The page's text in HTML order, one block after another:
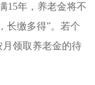
15年，养老金将不
长缴多得”。若个
月领取养老金的待